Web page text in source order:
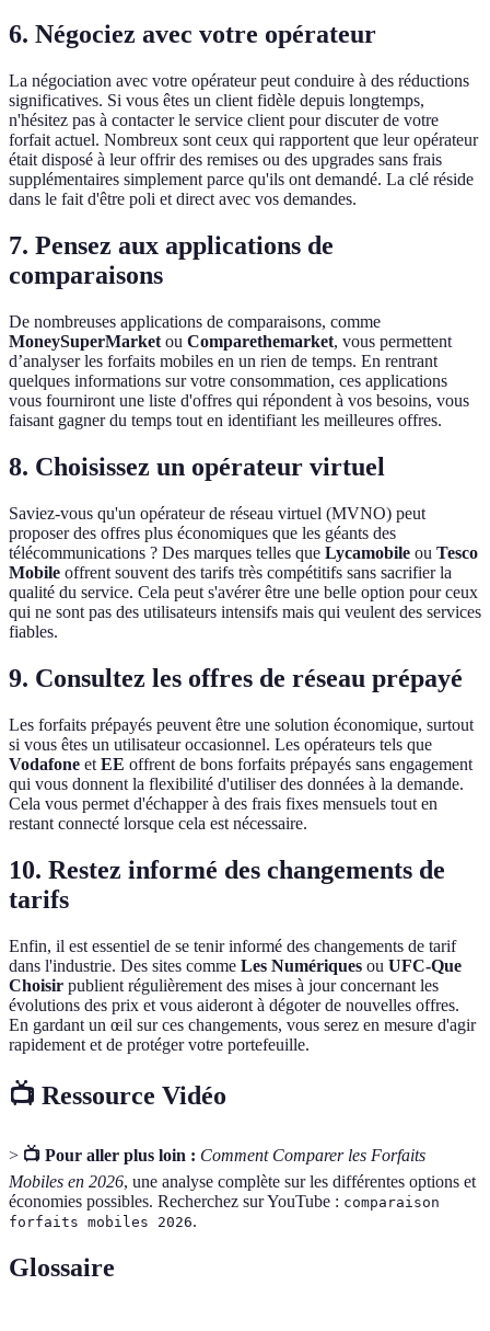
6. Négociez avec votre opérateur
La négociation avec votre opérateur peut conduire à des réductions
significatives. Si vous êtes un client fidèle depuis longtemps,
n'hésitez pas à contacter le service client pour discuter de votre
forfait actuel. Nombreux sont ceux qui rapportent que leur opérateur
était disposé à leur offrir des remises ou des upgrades sans frais
supplémentaires simplement parce qu'ils ont demandé. La clé réside
dans le fait d'être poli et direct avec vos demandes.
7. Pensez aux applications de
comparaisons
De nombreuses applications de comparaisons, comme
MoneySuperMarket ou Comparethemarket, vous permettent
d’analyser les forfaits mobiles en un rien de temps. En rentrant
quelques informations sur votre consommation, ces applications
vous fourniront une liste d'offres qui répondent à vos besoins, vous
faisant gagner du temps tout en identifiant les meilleures offres.
8. Choisissez un opérateur virtuel
Saviez-vous qu'un opérateur de réseau virtuel (MVNO) peut
proposer des offres plus économiques que les géants des
télécommunications ? Des marques telles que Lycamobile ou Tesco
Mobile offrent souvent des tarifs très compétitifs sans sacrifier la
qualité du service. Cela peut s'avérer être une belle option pour ceux
qui ne sont pas des utilisateurs intensifs mais qui veulent des services
fiables.
9. Consultez les offres de réseau prépayé
Les forfaits prépayés peuvent être une solution économique, surtout
si vous êtes un utilisateur occasionnel. Les opérateurs tels que
Vodafone et EE offrent de bons forfaits prépayés sans engagement
qui vous donnent la flexibilité d'utiliser des données à la demande.
Cela vous permet d'échapper à des frais fixes mensuels tout en
restant connecté lorsque cela est nécessaire.
10. Restez informé des changements de
tarifs
Enfin, il est essentiel de se tenir informé des changements de tarif
dans l'industrie. Des sites comme Les Numériques ou UFC-Que
Choisir publient régulièrement des mises à jour concernant les
évolutions des prix et vous aideront à dégoter de nouvelles offres.
En gardant un œil sur ces changements, vous serez en mesure d'agir
rapidement et de protéger votre portefeuille.
📺 Ressource Vidéo
> 📺 Pour aller plus loin : Comment Comparer les Forfaits
Mobiles en 2026, une analyse complète sur les différentes options et
économies possibles. Recherchez sur YouTube : comparaison
forfaits mobiles 2026.
Glossaire